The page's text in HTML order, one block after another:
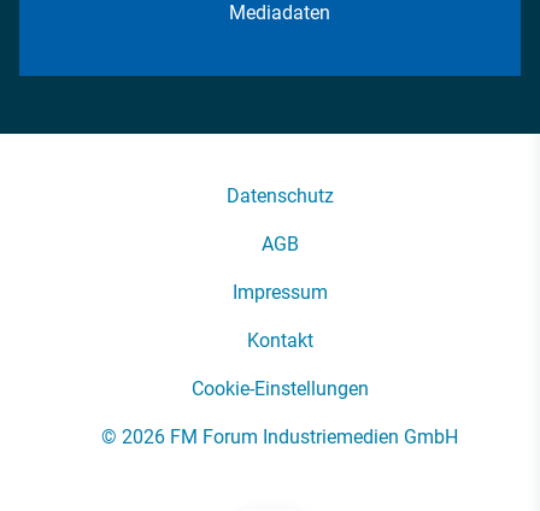
Mediadaten
Datenschutz
AGB
Impressum
Kontakt
Cookie-Einstellungen
© 2026 FM Forum Industriemedien GmbH